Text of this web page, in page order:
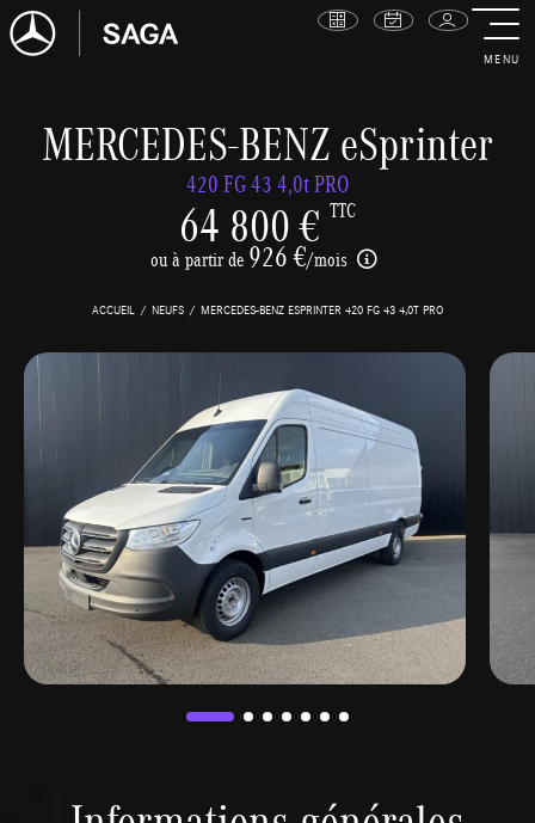
MENU
MERCEDES-BENZ eSprinter
420 FG 43 4,0t PRO
64 800 € TTC
ou à partir de 926 €/mois
ACCUEIL NEUFS MERCEDES-BENZ ESPRINTER 420 FG 43 4,0T PRO